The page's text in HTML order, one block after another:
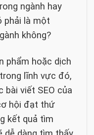
ngành hay
phải là một
không?
phẩm hoặc dịch
lĩnh vực đó,
bài viết SEO của
hội đạt thứ
kết quả tìm